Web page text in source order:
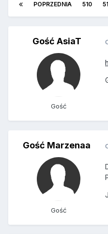
POPRZEDNIA 510
Gość AsiaT
Gość
Gość Marzenaa
Gość